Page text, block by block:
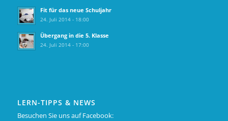
Fit für das neue Schuljahr
24. Juli 2014 - 18:00
Übergang in die 5. Klasse
24. Juli 2014 - 17:00
LERN-TIPPS & NEWS
Besuchen Sie uns auf Facebook: